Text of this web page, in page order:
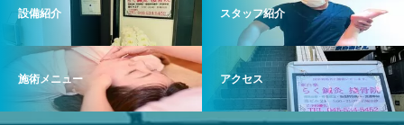
設備紹介 スタッフ紹介
施術メニュー アクセス